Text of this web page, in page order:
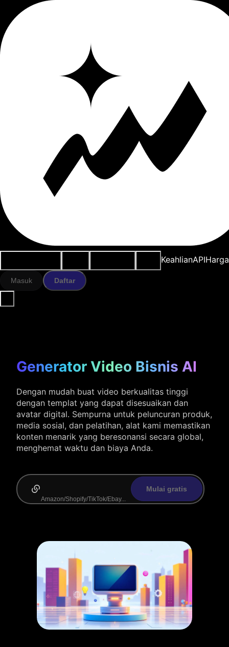
KeahlianAPIHarga
Masuk Daftar
Generator Video Bisnis AI
Dengan mudah buat video berkualitas tinggi
dengan templat yang dapat disesuaikan dan
avatar digital. Sempurna untuk peluncuran produk,
media sosial, dan pelatihan, alat kami memastikan
konten menarik yang beresonansi secara global,
menghemat waktu dan biaya Anda.
Mulai gratis